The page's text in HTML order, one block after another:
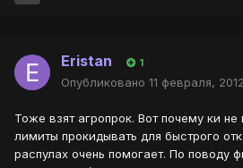
Eristan 1
Опубликовано 11 февраля, 2012
Тоже взят агропрок. Вот почему ки не
лимиты прокидывать для быстрого
распулах очень помогает. По поводу